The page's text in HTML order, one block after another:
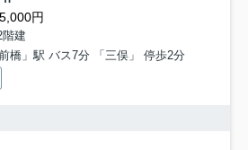
円
建
橋」駅 バス7分 「三俣」 停歩2分